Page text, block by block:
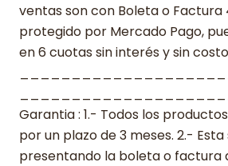
ventas son con Boleta o Factura
protegido por Mercado Pago,
en 6 cuotas sin interés y sin
Garantia : 1.- Todos los
por un plazo de 3 meses. 2.-
presentando la boleta o factura